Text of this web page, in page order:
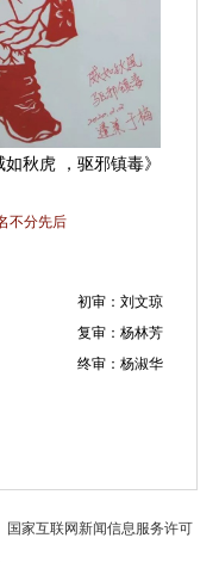
秋虎 ，驱邪镇毒》
不分先后
初审：刘文琼
复审：杨林芳
终审：杨淑华
国家互联网新闻信息服务许可